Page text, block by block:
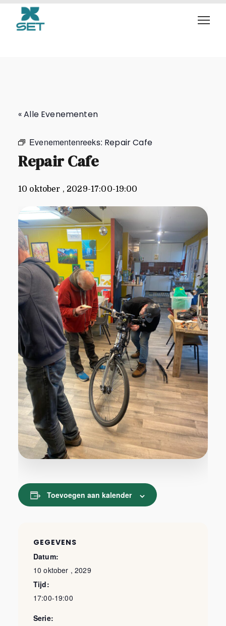
Repair Cafe
« Alle Evenementen
Evenementenreeks: Repair Cafe
Repair Cafe
10 oktober , 2029-17:00-19:00
Toevoegen aan kalender
GEGEVENS
Datum:
10 oktober , 2029
Tijd:
17:00-19:00
Serie: